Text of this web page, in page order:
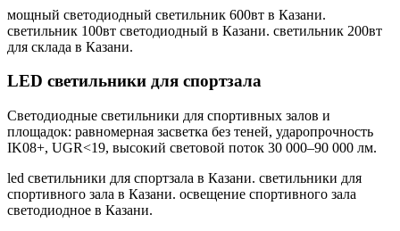
мощный светодиодный светильник 600вт в Казани.
светильник 100вт светодиодный в Казани. светильник 200вт
для склада в Казани.
LED светильники для спортзала
Светодиодные светильники для спортивных залов и
площадок: равномерная засветка без теней, ударопрочность
IK08+, UGR<19, высокий световой поток 30 000–90 000 лм.
led светильники для спортзала в Казани. светильники для
спортивного зала в Казани. освещение спортивного зала
светодиодное в Казани.